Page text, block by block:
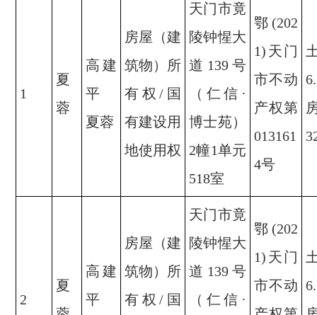
1
夏
蓉
高建
平
夏蓉
房屋（建
筑物）所
有权/国
有建设用
地使用权
天门市竟
陵钟惺大
道139号
（仁信·
博士苑）
2幢1单元
518室
鄂(202
1)天门
市不动
产权第
013161
4号
2
夏
高建
平
房屋（建
筑物）所
有权/国
天门市竟
陵钟惺大
道139号
（仁信·
鄂(202
1)天门
市不动